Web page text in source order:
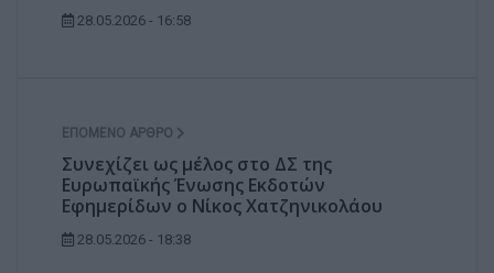
28.05.2026 - 16:58
ΕΠΌΜΕΝΟ ΆΡΘΡΟ
Συνεχίζει ως μέλος στο ΔΣ της
Ευρωπαϊκής Ένωσης Εκδοτών
Εφημερίδων ο Νίκος Χατζηνικολάου
28.05.2026 - 18:38